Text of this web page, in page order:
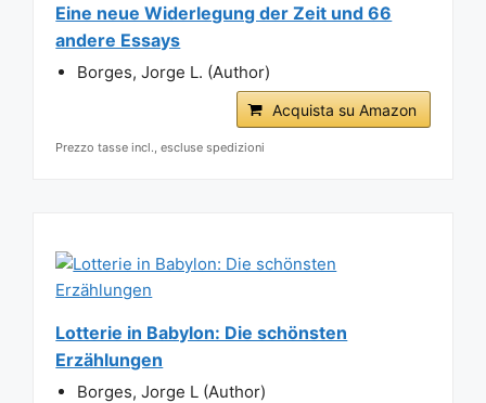
Eine neue Widerlegung der Zeit und 66
andere Essays
Borges, Jorge L. (Author)
Acquista su Amazon
Prezzo tasse incl., escluse spedizioni
Lotterie in Babylon: Die schönsten
Erzählungen
Borges, Jorge L (Author)